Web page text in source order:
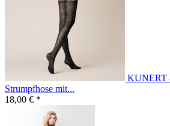
KUNERT
Strumpfhose mit...
18,00 € *